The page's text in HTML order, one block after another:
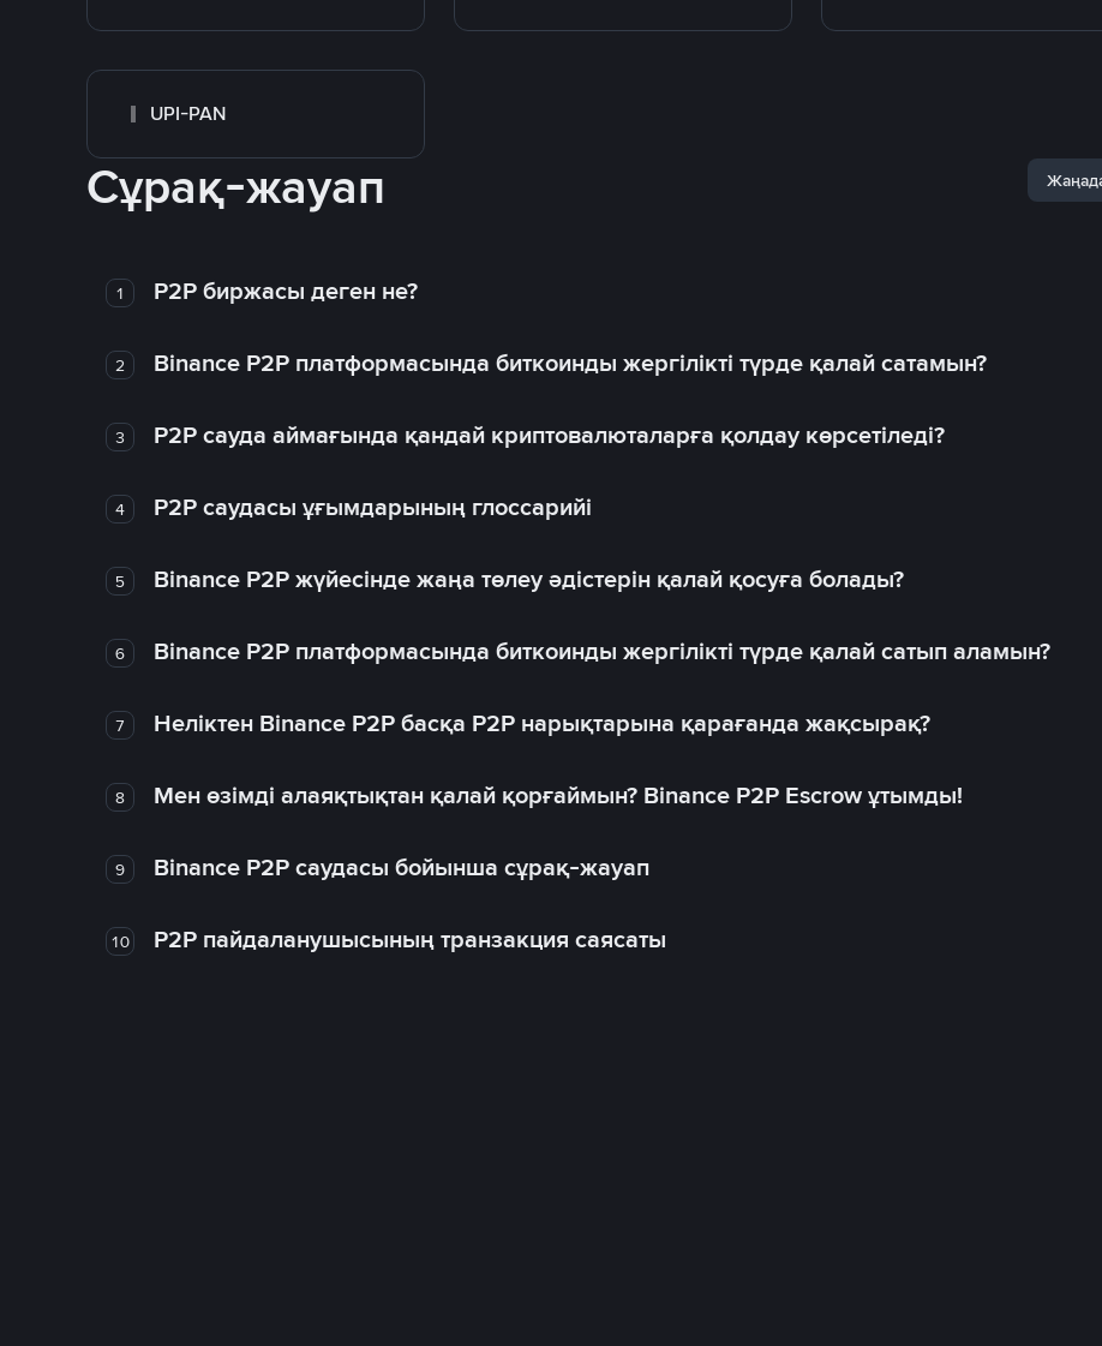
UPI-PAN
Сұрақ-жауап
1 P2P биржасы деген не?
2 Binance P2P платформасында биткоинды жергілікті түрде қалай сатамын?
3 P2P сауда аймағында қандай криптовалюталарға қолдау көрсетіледі?
4 P2P саудасы ұғымдарының глоссарийі
5 Binance P2P жүйесінде жаңа төлеу әдістерін қалай қосуға болады?
6 Binance P2P платформасында биткоинды жергілікті түрде қалай сатып аламын?
7 Неліктен Binance P2P басқа P2P нарықтарына қарағанда жақсырақ?
8 Мен өзімді алаяқтықтан қалай қорғаймын? Binance P2P Escrow ұтымды!
9 Binance P2P саудасы бойынша сұрақ-жауап
10 P2P пайдаланушысының транзакция саясаты